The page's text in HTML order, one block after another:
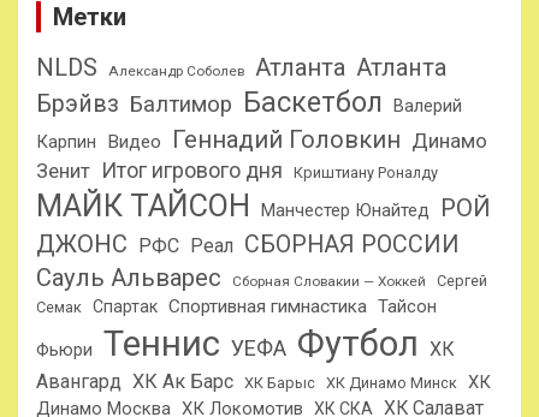
Метки
NLDS
Александр Соболев Атланта Атланта
Брэйвз Балтимор Баскетбол
Валерий
Карпин
Видео Геннадий Головкин Динамо
Зенит Итог игрового дня Криштиану Роналду
МАЙК ТАЙСОН Манчестер Юнайтед
РОЙ
ДЖОНС РФС Реал СБОРНАЯ РОССИИ
Сауль Альварес Сборная Словакии — Хоккей
Сергей
Семак
Спартак Спортивная гимнастика Тайсон
Фьюри Теннис УЕФА Футбол ХК
Авангард ХК Ак Барс ХК Барыс ХК Динамо Минск
ХК
Динамо Москва ХК Локомотив ХК СКА
ХК Салават